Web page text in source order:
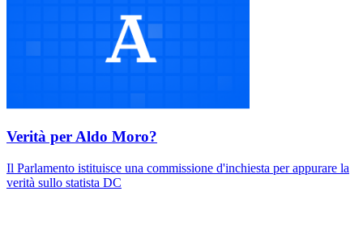
Verità per Aldo Moro?
Il Parlamento istituisce una commissione d'inchiesta per appurare la
verità sullo statista DC